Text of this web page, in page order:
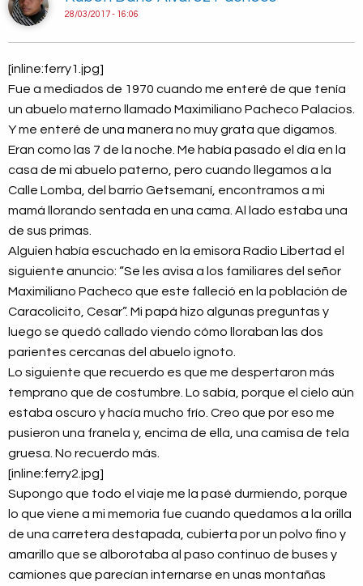
28/03/2017 - 16:06
[inline:ferry1.jpg]
Fue a mediados de 1970 cuando me enteré de que tenía
un abuelo materno llamado Maximiliano Pacheco Palacios.
Y me enteré de una manera no muy grata que digamos.
Eran como las 7 de la noche. Me había pasado el día en la
casa de mi abuelo paterno, pero cuando llegamos a la
Calle Lomba, del barrio Getsemaní, encontramos a mi
mamá llorando sentada en una cama. Al lado estaba una
de sus primas.
Alguien había escuchado en la emisora Radio Libertad el
siguiente anuncio: “Se les avisa a los familiares del señor
Maximiliano Pacheco que este falleció en la población de
Caracolicito, Cesar”. Mi papá hizo algunas preguntas y
luego se quedó callado viendo cómo lloraban las dos
parientes cercanas del abuelo ignoto.
Lo siguiente que recuerdo es que me despertaron más
temprano que de costumbre. Lo sabía, porque el cielo aún
estaba oscuro y hacía mucho frío. Creo que por eso me
pusieron una franela y, encima de ella, una camisa de tela
gruesa. No recuerdo más.
[inline:ferry2.jpg]
Supongo que todo el viaje me la pasé durmiendo, porque
lo que viene a mi memoria fue cuando quedamos a la orilla
de una carretera destapada, cubierta por un polvo fino y
amarillo que se alborotaba al paso continuo de buses y
camiones que parecían internarse en unas montañas